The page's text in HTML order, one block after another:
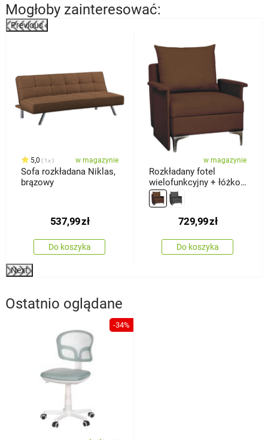
Mogłoby zainteresować:
Previous
5,0 1x w magazynie
Sofa rozkładana Niklas,
brązowy
537,99zł
Do koszyka
w magazynie
Rozkładany fotel
wielofunkcyjny + łóżko
Baron, brązowy
729,99zł
Do koszyka
Next
Ostatnio oglądane
-34%